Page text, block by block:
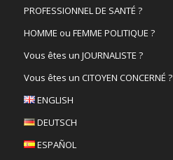
PROFESSIONNEL DE SANTÉ ?
HOMME ou FEMME POLITIQUE ?
Vous êtes un JOURNALISTE ?
Vous êtes un CITOYEN CONCERNÉ ?
ENGLISH
DEUTSCH
ESPAÑOL